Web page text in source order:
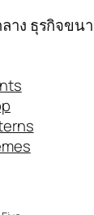
าง ธุรกิจขน